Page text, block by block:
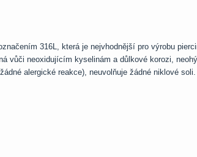
316L, která je nejvhodnější pro výrobu
vůči neoxidujícím kyselinám a důlkové korozi,
alergické reakce), neuvolňuje žádné niklové soli.